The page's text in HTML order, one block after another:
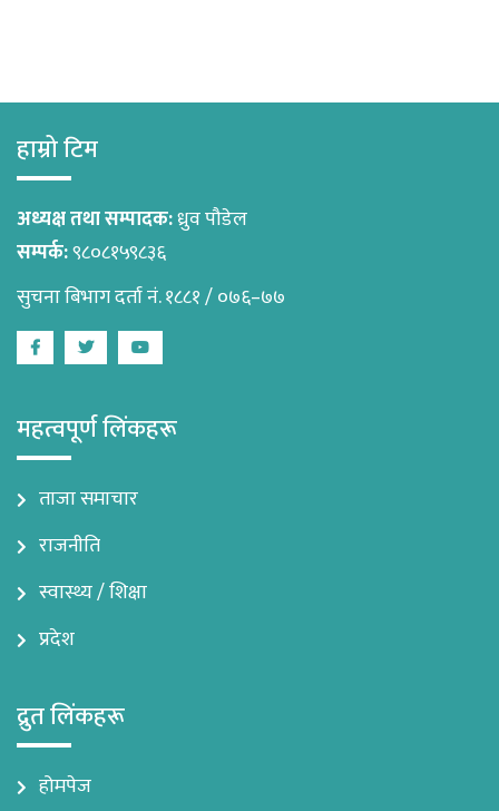
हाम्रो टिम
अध्यक्ष तथा सम्पादक:ध्रुव पौडेल
सम्पर्क:९८०८१५९८३६
सुचना बिभाग दर्ता नं. १८८१ / ०७६–७७
FacebookTwitterYoutube
महत्वपूर्ण लिंकहरू
ताजा समाचार
राजनीति
स्वास्थ्य / शिक्षा
प्रदेश
द्रुत लिंकहरू
होमपेज